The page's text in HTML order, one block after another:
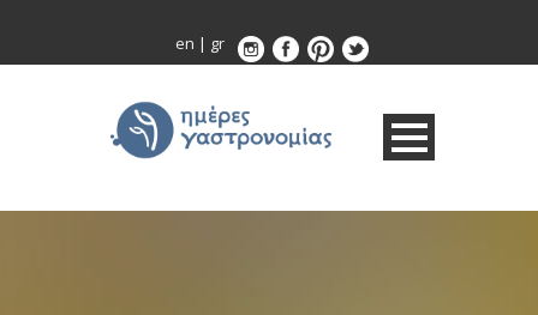
en | gr